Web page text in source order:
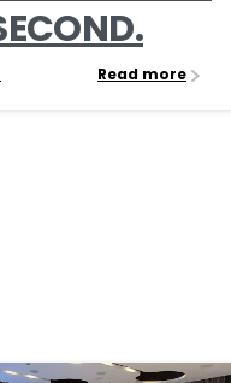
Read more